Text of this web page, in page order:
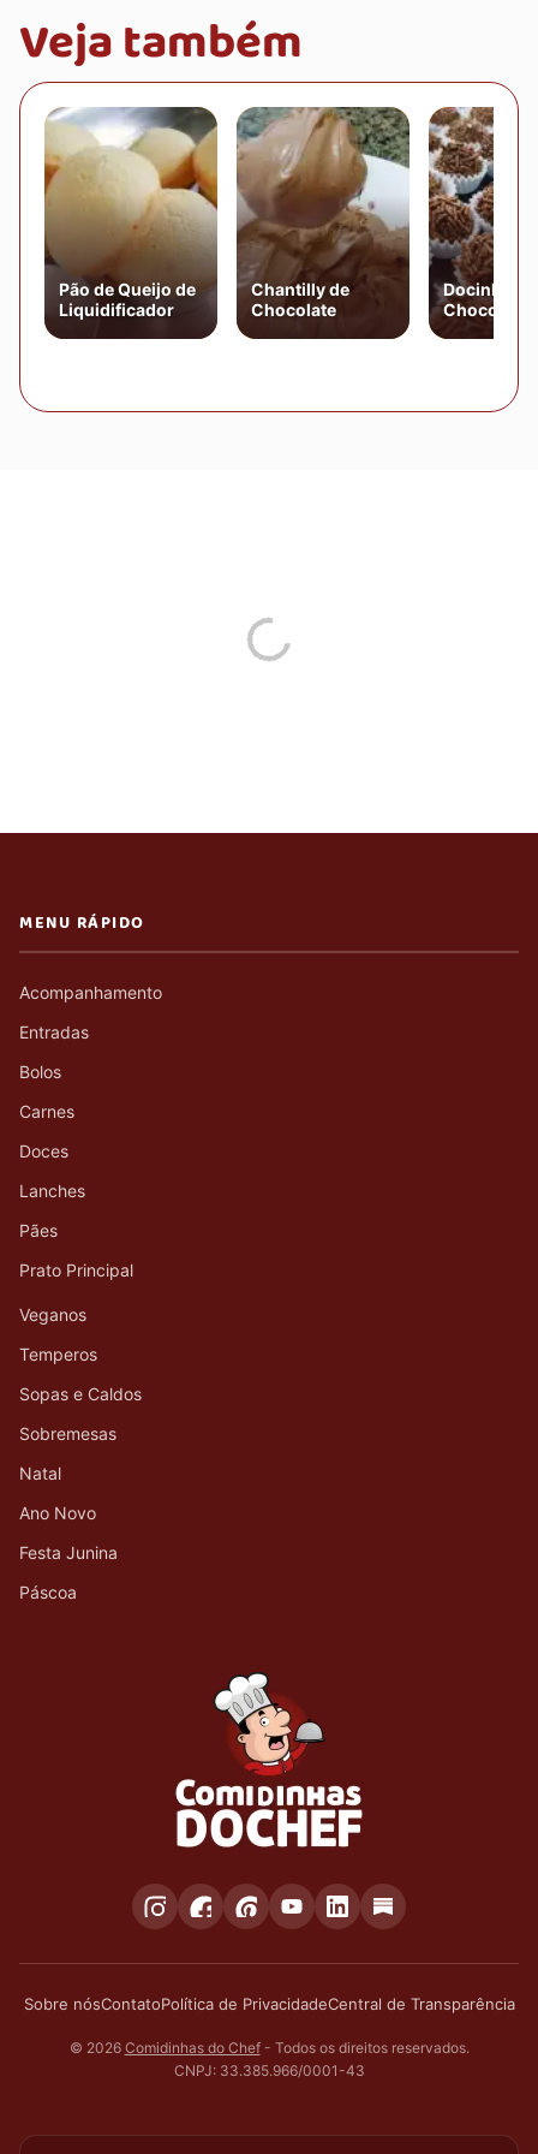
Veja também
Pão de Queijo de
Liquidificador
Chantilly de
Chocolate
Docinho de
Chocolate
MENU RÁPIDO
Acompanhamento
Entradas
Bolos
Carnes
Doces
Lanches
Pães
Prato Principal
Veganos
Temperos
Sopas e Caldos
Sobremesas
Natal
Ano Novo
Festa Junina
Páscoa
Sobre nósContatoPolítica de PrivacidadeCentral de Transparência
© 2026 Comidinhas do Chef- Todos os direitos reservados.
CNPJ: 33.385.966/0001-43